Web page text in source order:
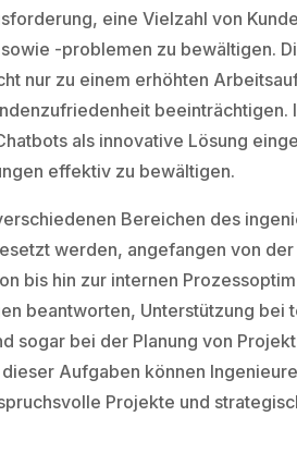
eine Vielzahl von
-problemen zu bewältigen.
nur zu einem erhöhten
beeinträchtigen.
als innovative Lösung
effektiv zu bewältigen.
Bereichen des
werden, angefangen von der
bis hin zur internen
beantworten, Unterstützung bei
sogar bei der Planung von
Aufgaben können
Projekte und